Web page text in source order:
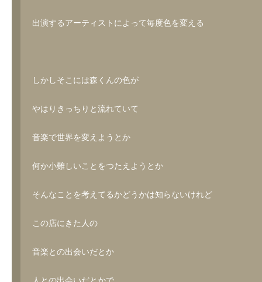
出演するアーティストによって毎度色を変える
しかしそこには森くんの色が
やはりきっちりと流れていて
音楽で世界を変えようとか
何か小難しいことをつたえようとか
そんなことを考えてるかどうかは知らないけれど
この店にきた人の
音楽との出会いだとか